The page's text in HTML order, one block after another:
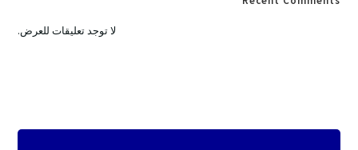
لا توجد تعليقات للعرض.